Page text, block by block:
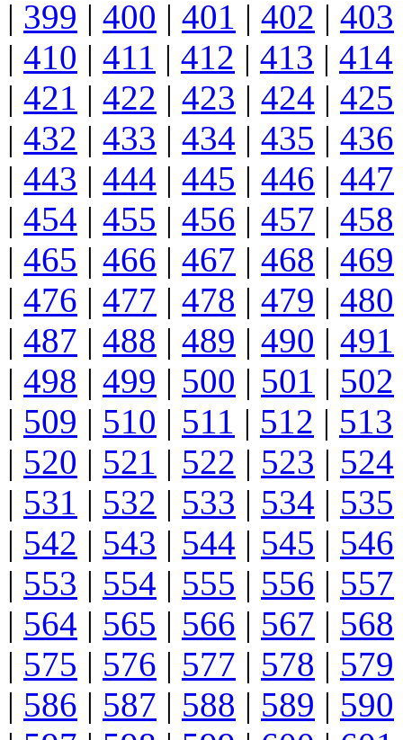
| 399 | 400 | 401 | 402 | 403
| 410 | 411 | 412 | 413 | 414
| 421 | 422 | 423 | 424 | 425
| 432 | 433 | 434 | 435 | 436
| 443 | 444 | 445 | 446 | 447
| 454 | 455 | 456 | 457 | 458
| 465 | 466 | 467 | 468 | 469
| 476 | 477 | 478 | 479 | 480
| 487 | 488 | 489 | 490 | 491
| 498 | 499 | 500 | 501 | 502
| 509 | 510 | 511 | 512 | 513
| 520 | 521 | 522 | 523 | 524
| 531 | 532 | 533 | 534 | 535
| 542 | 543 | 544 | 545 | 546
| 553 | 554 | 555 | 556 | 557
| 564 | 565 | 566 | 567 | 568
| 575 | 576 | 577 | 578 | 579
| 586 | 587 | 588 | 589 | 590